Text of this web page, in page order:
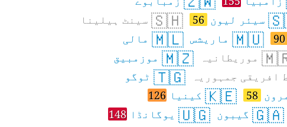
سیئر لیون 56
🇸🇭 سینٹ ہیلینا
90
🇲🇺 ماریشس 🇲🇱 مالی
موریطانیہ 🇲🇿 موزمبیق
افریقی جمہوریہ 🇹🇬 ٹوگو
58
🇰🇪 کینیا 126
🇬🇦 گیبون 🇺🇬 یوگانڈا 148